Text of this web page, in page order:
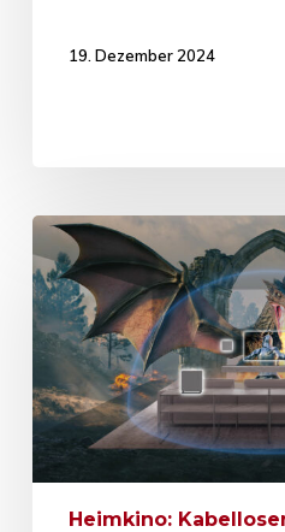
19. Dezember 2024
Heimkino: